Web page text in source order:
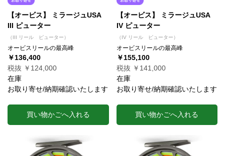
【オービス】 ミラージュUSA
III ピューター
（III リール ピューター）
オービスリールの最高峰
￥136,400
税抜 ￥124,000
在庫
お取り寄せ/納期確認いたします
買い物かごへ入れる
【オービス】 ミラージュUSA
IV ピューター
（IV リール ピューター）
オービスリールの最高峰
￥155,100
税抜 ￥141,000
在庫
お取り寄せ/納期確認いたします
買い物かごへ入れる